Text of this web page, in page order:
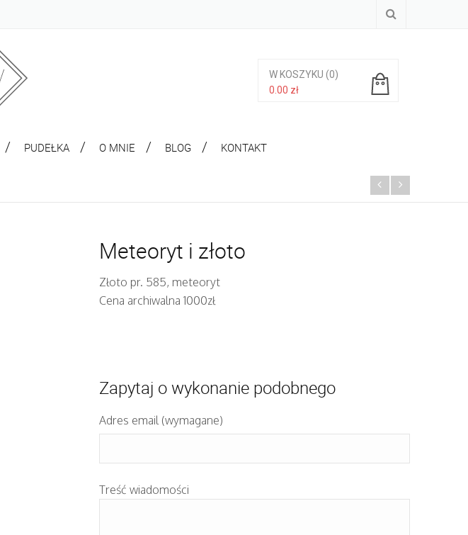
W KOSZYKU (0)
0.00 zł
PUDEŁKA O MNIE BLOG KONTAKT
Meteoryt i złoto
Złoto pr. 585, meteoryt
Cena archiwalna 1000zł
Zapytaj o wykonanie podobnego
Adres email (wymagane)
Treść wiadomości